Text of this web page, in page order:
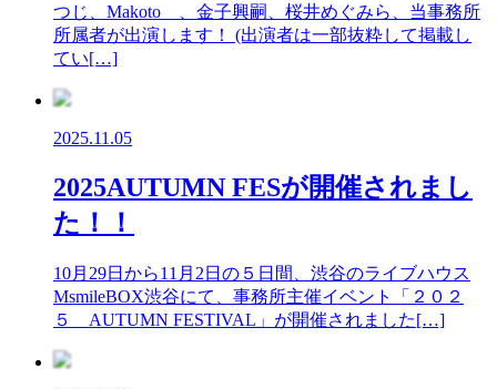
つじ、Makoto 、金子興嗣、桜井めぐみら、当事務所
所属者が出演します！ (出演者は一部抜粋して掲載し
てい[…]
2025.11.05
2025AUTUMN FESが開催されまし
た！！
10月29日から11月2日の５日間、渋谷のライブハウス
MsmileBOX渋谷にて、事務所主催イベント「２０２
５ AUTUMN FESTIVAL」が開催されました[…]